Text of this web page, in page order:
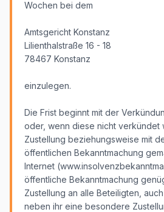
Wochen bei dem
Amtsgericht Konstanz
Lilienthalstraße 16 - 18
78467 Konstanz
einzulegen.
Die Frist beginnt mit der
oder, wenn diese nicht verkündet
Zustellung beziehungsweise mit
öffentlichen Bekanntmachung
Internet
öffentliche Bekanntmachung
Zustellung an alle Beteiligten,
neben ihr eine besondere